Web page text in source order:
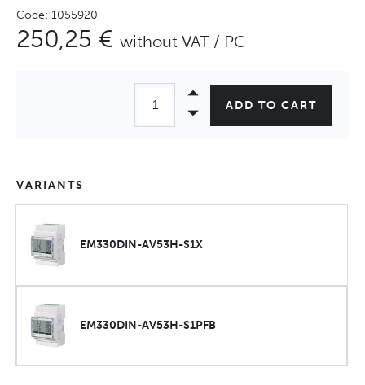
Code: 1055920
250,25 € without VAT / PC
ADD TO CART
VARIANTS
EM330DIN-AV53H-S1X
EM330DIN-AV53H-S1PFB